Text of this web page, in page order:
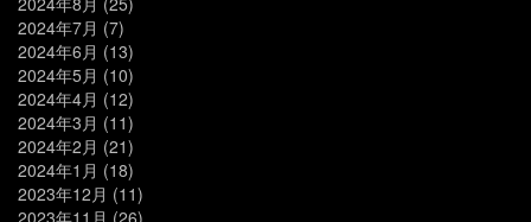
2024年7月 (7)
2024年6月 (13)
2024年5月 (10)
2024年4月 (12)
2024年3月 (11)
2024年2月 (21)
2024年1月 (18)
2023年12月 (11)